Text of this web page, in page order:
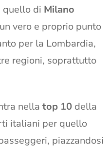
quello di Milano
vero e proprio punto
per la Lombardia,
regioni, soprattutto
nella top 10 della
italiani per quello
piazzandosi